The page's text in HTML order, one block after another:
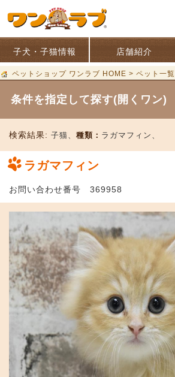
子犬・子猫情報 店舗紹介
ペットショップ ワンラブ HOME > ペット一覧
条件を指定して探す(開くワン)
検索結果: 子猫、 種類： ラガマフィン、
ラガマフィン
お問い合わせ番号 369958